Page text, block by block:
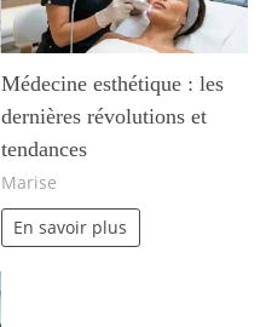
Médecine esthétique : les
dernières révolutions et
tendances
Marise
En savoir plus